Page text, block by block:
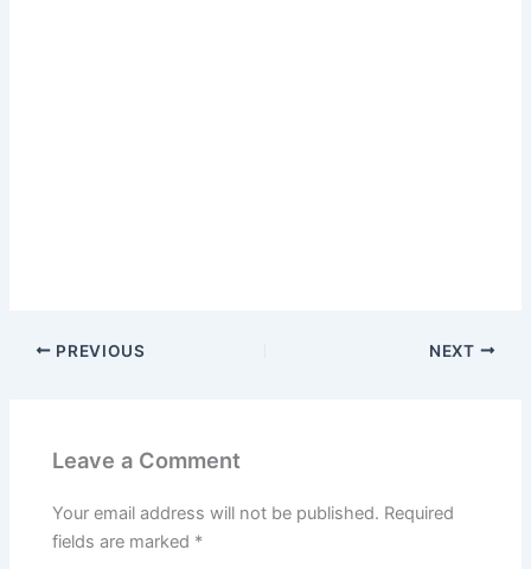
PREVIOUS NEXT
Leave a Comment
Your email address will not be published. Required
fields are marked *